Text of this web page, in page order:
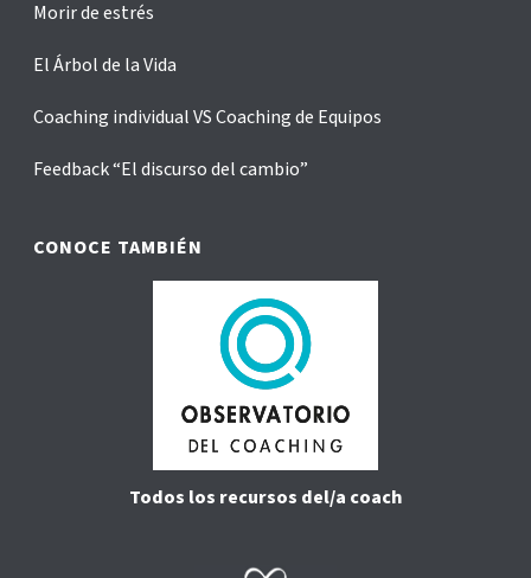
Morir de estrés
El Árbol de la Vida
Coaching individual VS Coaching de Equipos
Feedback “El discurso del cambio”
CONOCE TAMBIÉN
Todos los recursos del/a coach